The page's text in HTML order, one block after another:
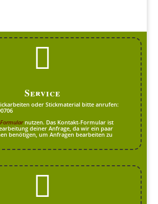

Service
oder Stickmaterial bitte anrufen:
nutzen. Das Kontakt-Formular ist
deiner Anfrage, da wir ein paar
benötigen, um Anfragen bearbeiten zu
